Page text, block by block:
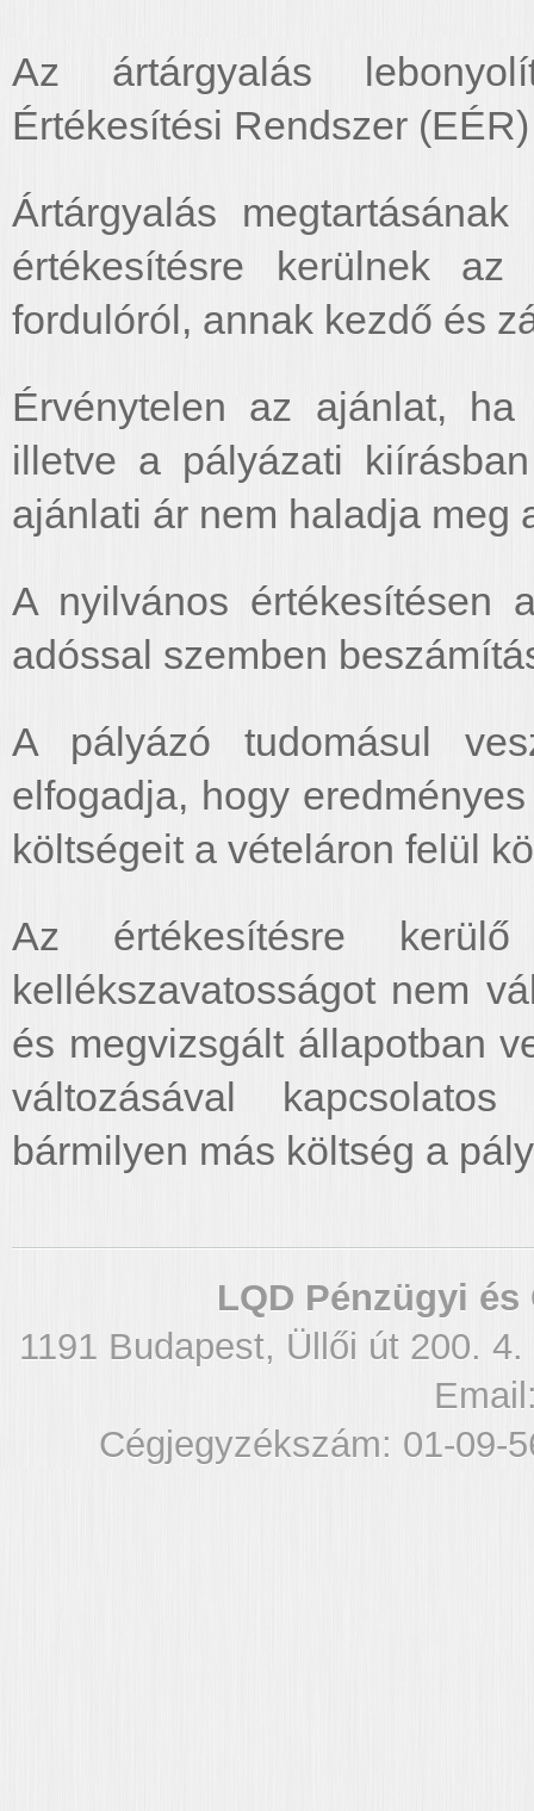
Az ártárgyalás
Értékesítési Rendszer
Ártárgyalás
értékesítésre kerülnek
fordulóról, annak kezdő és
Érvénytelen az ajánlat,
illetve a pályázati
ajánlati ár nem haladja meg
A nyilvános értékesítésen
adóssal szemben
A pályázó tudomásul
elfogadja, hogy
költségeit a vételáron felül
Az értékesítésre
kellékszavatosságot nem
és megvizsgált állapotban
változásával
bármilyen más költség a
LQD Pénzügyi
1191 Budapest, Üllői út 200.
Cégjegyzékszám: 01-09-